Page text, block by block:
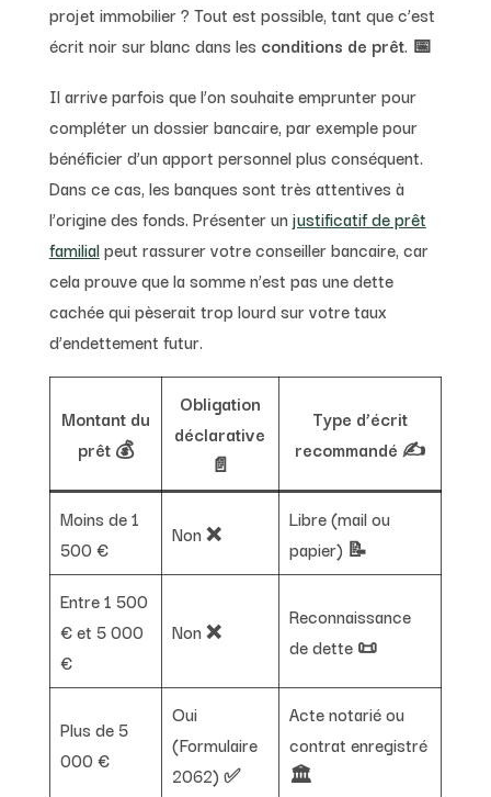
projet immobilier ? Tout est possible, tant que c’est
écrit noir sur blanc dans les conditions de prêt. 📅
Il arrive parfois que l’on souhaite emprunter pour
compléter un dossier bancaire, par exemple pour
bénéficier d’un apport personnel plus conséquent.
Dans ce cas, les banques sont très attentives à
l’origine des fonds. Présenter un justificatif de prêt
familialpeut rassurer votre conseiller bancaire, car
cela prouve que la somme n’est pas une dette
cachée qui pèserait trop lourd sur votre taux
d’endettement futur.
Montant du
prêt 💰
Obligation
déclarative
📄
Type d’écrit
recommandé ✍️
Moins de 1
500 €
Non ❌
Libre (mail ou
papier) 📝
Entre 1 500
€ et 5 000
€
Non ❌
Reconnaissance
de dette 📜
Plus de 5
000 €
Oui
(Formulaire
2062) ✅
Acte notarié ou
contrat enregistré
🏛️